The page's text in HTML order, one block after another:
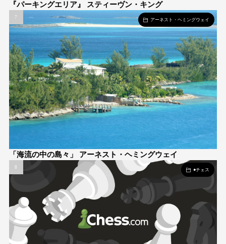
『パーキングエリア』 スティーヴン・キング
アーネスト・ヘミングウェイ
「海流の中の島々」 アーネスト・ヘミングウェイ
●チェス